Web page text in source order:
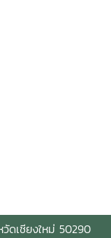
ดเชียงใหม่ 50290